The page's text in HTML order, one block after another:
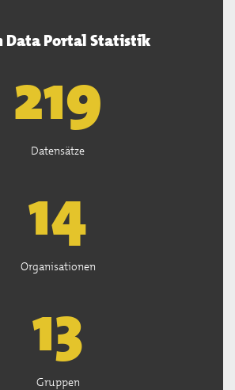
Data Portal Statistik
221
Datensätze
15
Organisationen
13
Gruppen